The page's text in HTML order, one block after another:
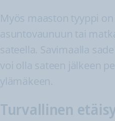
Myös maaston tyyppi
asuntovaunuun tai
sateella. Savimaalla
voi olla sateen jälkeen
ylämäkeen.
Turvallinen